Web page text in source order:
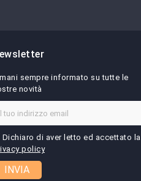
sempre informato su tutte le
novità
Dichiaro di aver letto ed accettato la
policy
INVIA